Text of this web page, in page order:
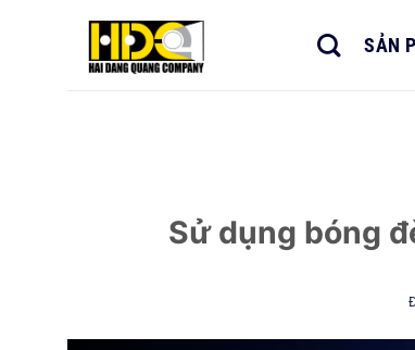
SẢN
Sử dụng bóng